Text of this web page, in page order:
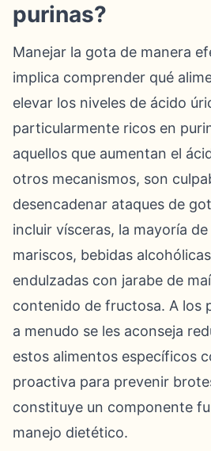
purinas?
Manejar la gota de manera
implica comprender qué
elevar los niveles de ácido
particularmente ricos en
aquellos que aumentan el
otros mecanismos, son
desencadenar ataques de
incluir vísceras, la mayoría
mariscos, bebidas
endulzadas con jarabe de
contenido de fructosa. A los
a menudo se les aconseja
estos alimentos específicos
proactiva para prevenir
constituye un componente
manejo dietético.